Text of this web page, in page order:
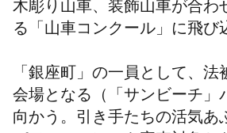
木彫り山車、装飾山車が合わ
る「山車コンクール」に飛び
「銀座町」の一員として、法
会場となる（「サンビーチ」
向かう。引き手たちの活気あ